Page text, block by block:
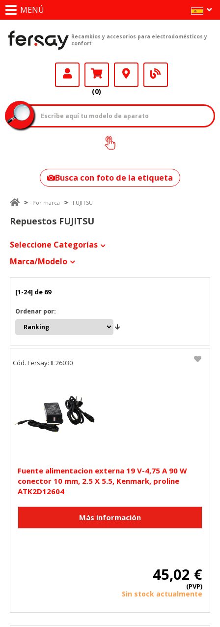
MENÚ
Recambios y accesorios para electrodomésticos y
confort
(0)
¿Cómo encontrar
tu modelo?
Busca con foto de la etiqueta
Por marca FUJITSU
Repuestos FUJITSU
Seleccione Categorías
Marca/modelo
[1-24] de 69
Ordenar por:
Fuente alimentacion externa 19 V-4,75 A 90 W
conector 10 mm, 2.5 X 5.5, Kenmark, proline
ATK2D12604
45,02 €
(PVP)
Sin stock actualmente
Cód. Fersay: IE26030